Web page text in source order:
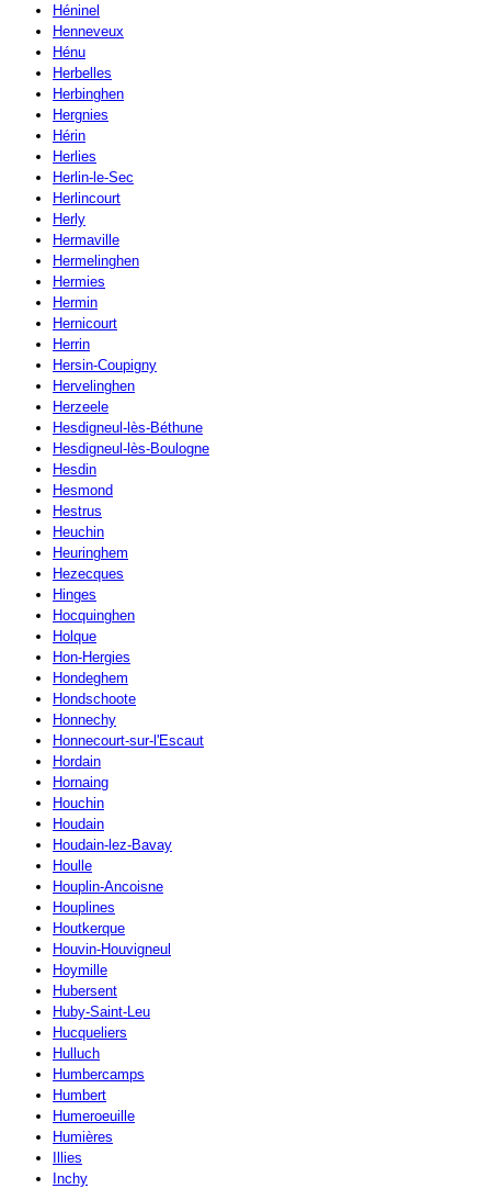
Héninel
Henneveux
Hénu
Herbelles
Herbinghen
Hergnies
Hérin
Herlies
Herlin-le-Sec
Herlincourt
Herly
Hermaville
Hermelinghen
Hermies
Hermin
Hernicourt
Herrin
Hersin-Coupigny
Hervelinghen
Herzeele
Hesdigneul-lès-Béthune
Hesdigneul-lès-Boulogne
Hesdin
Hesmond
Hestrus
Heuchin
Heuringhem
Hezecques
Hinges
Hocquinghen
Holque
Hon-Hergies
Hondeghem
Hondschoote
Honnechy
Honnecourt-sur-l'Escaut
Hordain
Hornaing
Houchin
Houdain
Houdain-lez-Bavay
Houlle
Houplin-Ancoisne
Houplines
Houtkerque
Houvin-Houvigneul
Hoymille
Hubersent
Huby-Saint-Leu
Hucqueliers
Hulluch
Humbercamps
Humbert
Humeroeuille
Humières
Illies
Inchy